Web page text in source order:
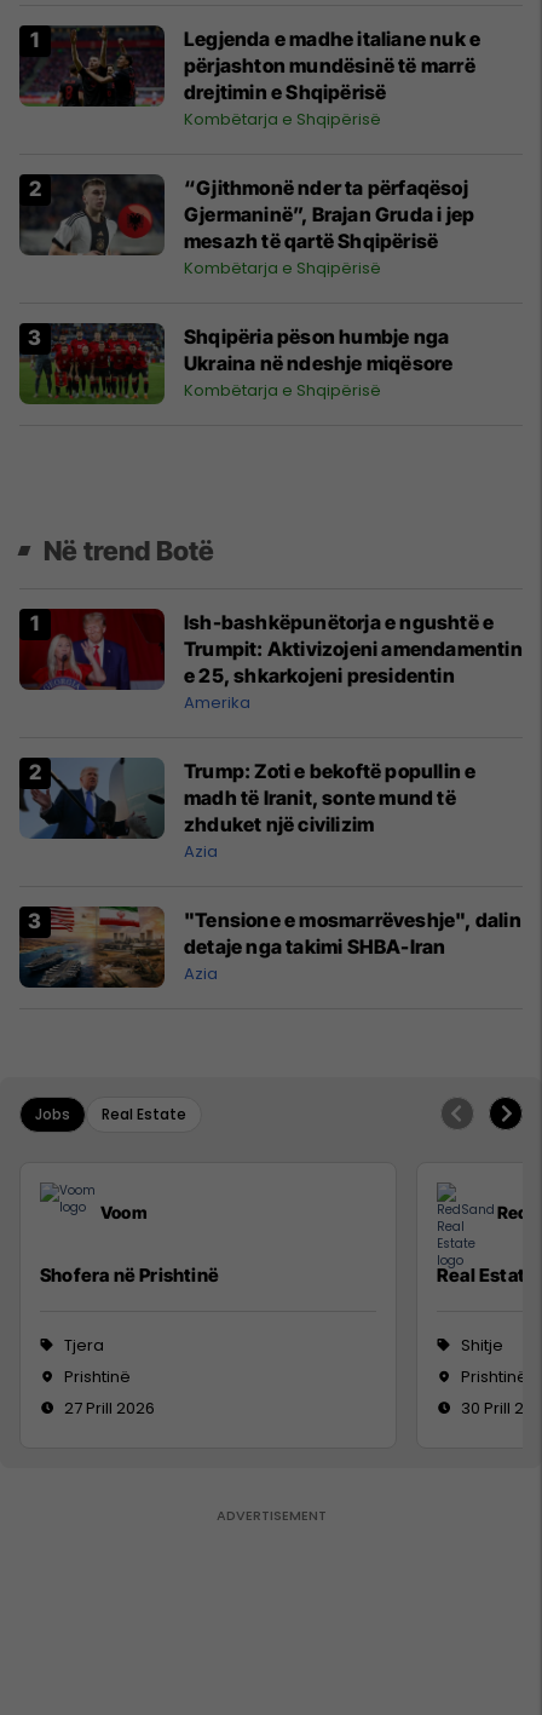
Legjenda e madhe italiane nuk e
përjashton mundësinë të marrë
drejtimin e Shqipërisë
Kombëtarja e Shqipërisë
“Gjithmonë nder ta përfaqësoj
Gjermaninë”, Brajan Gruda i jep
mesazh të qartë Shqipërisë
Kombëtarja e Shqipërisë
Shqipëria pëson humbje nga
Ukraina në ndeshje miqësore
Kombëtarja e Shqipërisë
Në trend Botë
Ish-bashkëpunëtorja e ngushtë e
Trumpit: Aktivizojeni amendamentin
e 25, shkarkojeni presidentin
Amerika
Trump: Zoti e bekoftë popullin e
madh të Iranit, sonte mund të
zhduket një civilizim
Azia
"Tensione e mosmarrëveshje", dalin
detaje nga takimi SHBA-Iran
Azia
Jobs Real Estate
Voom
Shofera në Prishtinë
Tjera
Prishtinë
27 Prill 2026
Real Estate
Shitje
Prishtinë
30 Prill